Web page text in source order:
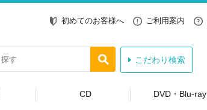
初めてのお客様へ ご利用案内
こだわり検索
CD DVD・Blu-ray